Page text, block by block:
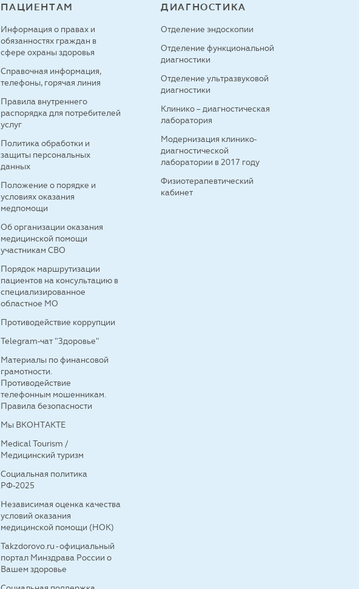
ПАЦИЕНТАМ
Информация о правах и
обязанностях граждан в
сфере охраны здоровья
Справочная информация,
телефоны, горячая линия
Правила внутреннего
распорядка для потребителей
услуг
Политика обработки и
защиты персональных
данных
Положение о порядке и
условиях оказания
медпомощи
Об организации оказания
медицинской помощи
участникам СВО
Порядок маршрутизации
пациентов на консультацию в
специализированное
областное МО
Противодействие коррупции
Telegram-чат "Здоровье"
Материалы по финансовой
грамотности.
Противодействие
телефонным мошенникам.
Правила безопасности
Мы ВКОНТАКТЕ
Medical Tourism /
Медицинский туризм
Социальная политика
РФ-2025
Независимая оценка качества
условий оказания
медицинской помощи (НОК)
Takzdorovo.ru - официальный
портал Минздрава России о
Вашем здоровье
ДИАГНОСТИКА
Отделение эндоскопии
Отделение функциональной
диагностики
Отделение ультразвуковой
диагностики
Клинико – диагностическая
лаборатория
Модернизация клинико-
диагностической
лаборатории в 2017 году
Физиотерапевтический
кабинет